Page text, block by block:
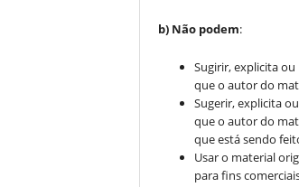
b) Não podem:
Sugirir, explicita
que o autor do
Sugerir, explicita
que o autor do
que está sendo
Usar o material
para fins